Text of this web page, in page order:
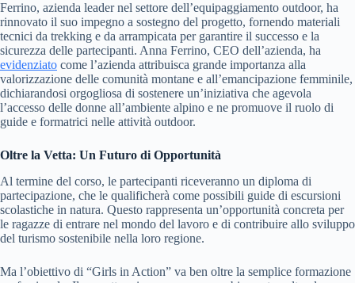
Ferrino, azienda leader nel settore dell’equipaggiamento outdoor, ha
rinnovato il suo impegno a sostegno del progetto, fornendo materiali
tecnici da trekking e da arrampicata per garantire il successo e la
sicurezza delle partecipanti. Anna Ferrino, CEO dell’azienda, ha
evidenziato come l’azienda attribuisca grande importanza alla
valorizzazione delle comunità montane e all’emancipazione femminile,
dichiarandosi orgogliosa di sostenere un’iniziativa che agevola
l’accesso delle donne all’ambiente alpino e ne promuove il ruolo di
guide e formatrici nelle attività outdoor.
Oltre la Vetta: Un Futuro di Opportunità
Al termine del corso, le partecipanti riceveranno un diploma di
partecipazione, che le qualificherà come possibili guide di escursioni
scolastiche in natura. Questo rappresenta un’opportunità concreta per
le ragazze di entrare nel mondo del lavoro e di contribuire allo sviluppo
del turismo sostenibile nella loro regione.
Ma l’obiettivo di “Girls in Action” va ben oltre la semplice formazione